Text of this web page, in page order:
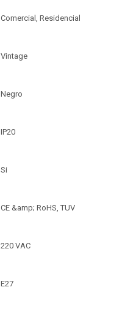
Comercial, Residencial
Vintage
Negro
IP20
Si
CE &amp; RoHS, TUV
220 VAC
E27